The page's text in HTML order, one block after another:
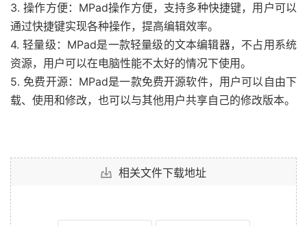
3. 操作方便：MPad操作方便，支持多种快捷键，用户可以
通过快捷键实现各种操作，提高编辑效率。
4. 轻量级：MPad是一款轻量级的文本编辑器，不占用系统
资源，用户可以在电脑性能不太好的情况下使用。
5. 免费开源：MPad是一款免费开源软件，用户可以自由下
载、使用和修改，也可以与其他用户共享自己的修改版本。
相关文件下载地址